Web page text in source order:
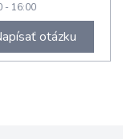
- 16:00
otázku